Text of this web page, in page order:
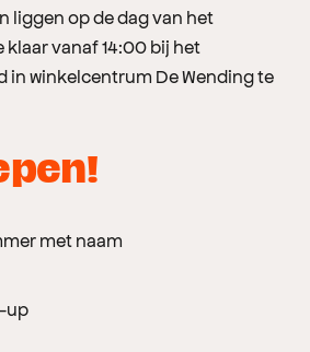
liggen op de dag van het
vanaf 14:00 bij het
in winkelcentrum De Wending te
met naam
up